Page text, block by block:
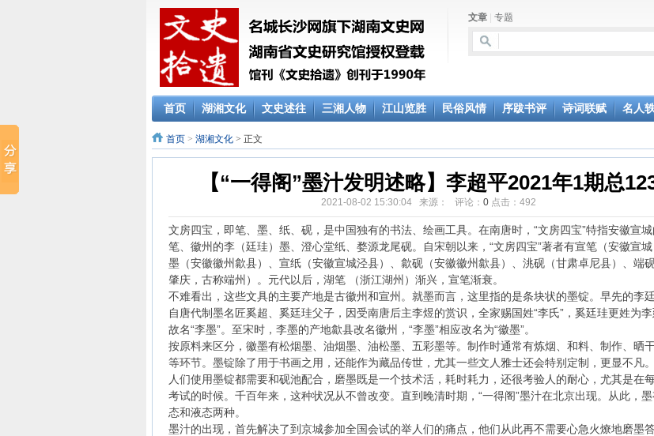
文章 专题
首页 湖湘文化 文史述往 三湘人物 江山览胜 民俗风情 序跋书评 诗词联赋 名人
首页 > 湖湘文化 > 正文
【“一得阁”墨汁发明述略】李超平2021年1期总
2021-08-02 15:30:04 来源： 评论： 0 点击： 492
文房四宝，即笔、墨、纸、砚，是中国独有的书法、绘画工具。在南唐时，“文房四宝”特指安徽宣
笔、徽州的李（廷珪）墨、澄心堂纸、婺源龙尾砚。自宋朝以来，“文房四宝”著者有宣笔（安徽宣
墨（安徽徽州歙县）、宣纸（安徽宣城泾县）、歙砚（安徽徽州歙县）、洮砚（甘肃卓尼县）、端
肇庆，古称端州）。元代以后，湖笔 （浙江湖州）渐兴，宣笔渐衰。
不难看出，这些文具的主要产地是古徽州和宣州。就墨而言，这里指的是条块状的墨锭。早先的李
自唐代制墨名匠奚超、奚廷珪父子，因受南唐后主李煜的赏识，全家赐国姓“李氏”，奚廷珪更姓为李
故名“李墨”。至宋时，李墨的产地歙县改名徽州，“李墨”相应改名为“徽墨”。
按原料来区分，徽墨有松烟墨、油烟墨、油松墨、五彩墨等。制作时通常有炼烟、和料、制作、晒
等环节。墨锭除了用于书画之用，还能作为藏品传世，尤其一些文人雅士还会特别定制，更显不凡。
人们使用墨锭都需要和砚池配合，磨墨既是一个技术活，耗时耗力，还很考验人的耐心，尤其是在
考试的时候。千百年来，这种状况从不曾改变。直到晚清时期，“一得阁”墨汁在北京出现。从此，墨
态和液态两种。
墨汁的出现，首先解决了到京城参加全国会试的举人们的痛点，他们从此再不需要心急火燎地磨墨